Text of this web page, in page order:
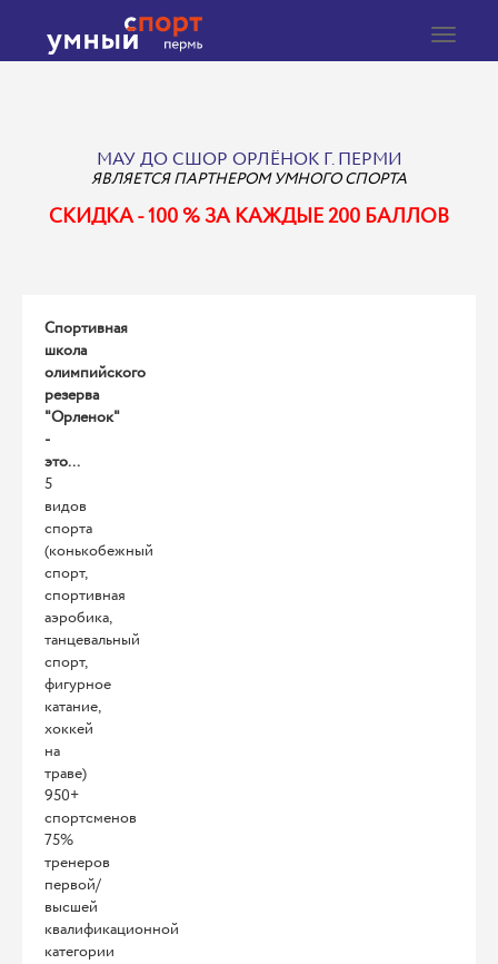
Toggle
МАУ ДО СШОР ОРЛЁНОК Г. ПЕРМИ
ЯВЛЯЕТСЯ ПАРТНЕРОМ УМНОГО СПОРТА
СКИДКА - 100 % ЗА КАЖДЫЕ 200 БАЛЛОВ
Спортивная
школа
олимпийского
резерва
"Орленок"
-
это...
5
видов
спорта
(конькобежный
спорт,
спортивная
аэробика,
танцевальный
спорт,
фигурное
катание,
хоккей
на
траве)
950+
спортсменов
75%
тренеров
первой/
высшей
квалификационной
категории